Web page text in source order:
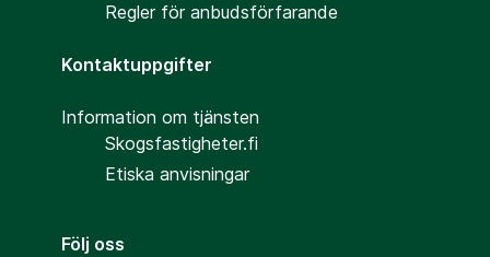
Regler för anbudsförfarande
Kontaktuppgifter
Information om tjänsten
Skogsfastigheter.fi
Etiska anvisningar
Följ oss